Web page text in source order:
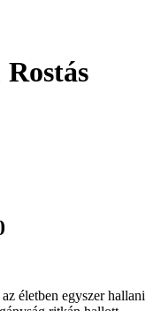
életben egyszer hallani